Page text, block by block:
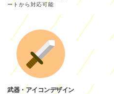
ートから対応可能
武器・アイコンデザイン